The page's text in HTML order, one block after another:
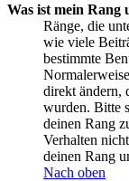
Was ist mein Rang
Ränge, die
wie viele
bestimmte
direkt ändern,
wurden. Bitte
deinen Rang
Verhalten
deinen Rang
Nach oben